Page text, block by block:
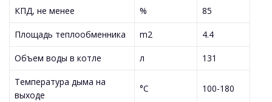
КПД, не менее % 85
Площадь теплообменника m2 4.4
Объем воды в котле л 131
Температура дыма на
выходе
°C 100-180